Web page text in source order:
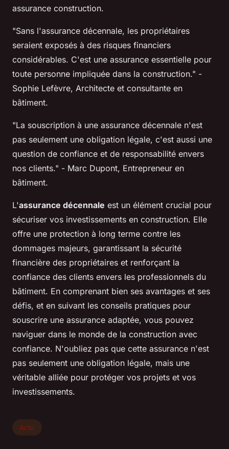
assurance construction.
"Sans l'assurance décennale, les propriétaires
seraient exposés à des risques financiers
considérables. C'est une assurance essentielle pour
toute personne impliquée dans la construction." -
Sophie Lefèvre, Architecte et consultante en
bâtiment.
"La souscription à une assurance décennale n'est
pas seulement une obligation légale, c'est aussi une
question de confiance et de responsabilité envers
nos clients." - Marc Dupont, Entrepreneur en
bâtiment.
L'assurance décennale est un élément crucial pour
sécuriser vos investissements en construction. Elle
offre une protection à long terme contre les
dommages majeurs, garantissant la sécurité
financière des propriétaires et renforçant la
confiance des clients envers les professionnels du
bâtiment. En comprenant bien ses avantages et ses
défis, et en suivant les conseils pratiques pour
souscrire une assurance adaptée, vous pouvez
naviguer dans le monde de la construction avec
confiance. N'oubliez pas que cette assurance n'est
pas seulement une obligation légale, mais une
véritable alliée pour protéger vos projets et vos
investissements.
Actu